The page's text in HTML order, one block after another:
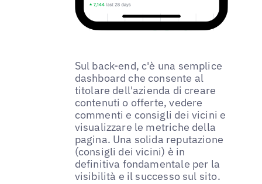
Sul back-end, c'è una semplice
dashboard che consente al
titolare dell'azienda di creare
contenuti o offerte, vedere
commenti e consigli dei vicini e
visualizzare le metriche della
pagina. Una solida reputazione
(consigli dei vicini) è in
definitiva fondamentale per la
visibilità e il successo sul sito.